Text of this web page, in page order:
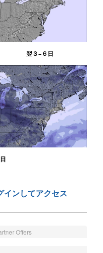
翌３−６日
インしてアクセス
Offers